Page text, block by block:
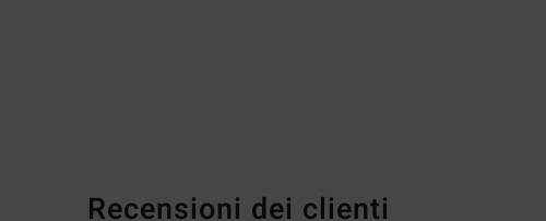
Recensioni dei clienti